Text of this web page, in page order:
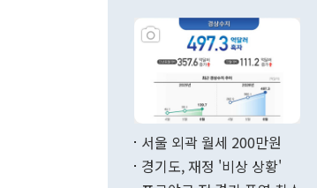
서울 외곽 월세 200만원
경기도, 재정 '비상 상황'